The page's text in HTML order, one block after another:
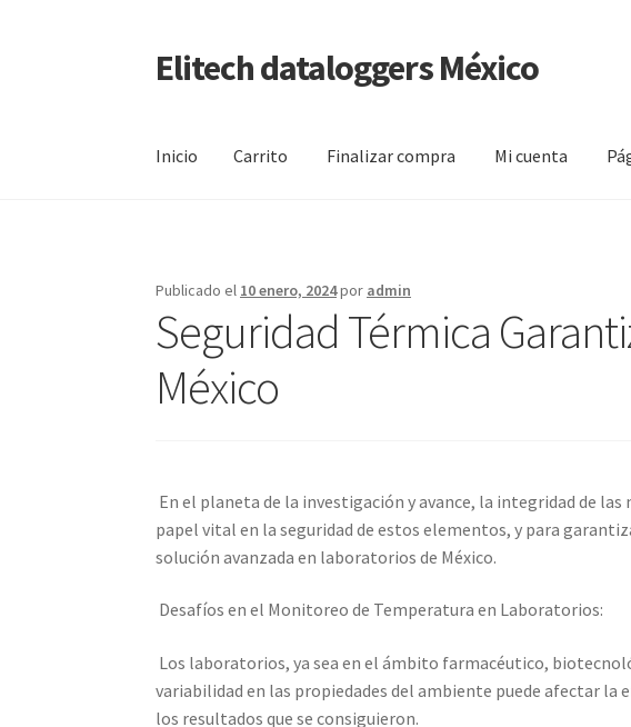
Saltar
a
Ir
al
Elitech dataloggers México
Inicio Carrito Finalizar compra Mi cuenta
Publicado el 10 enero, 2024por admin
Seguridad Térmica
México
En el planeta de la investigación y avance, la integridad de
papel vital en la seguridad de estos elementos, y para
solución avanzada en laboratorios de México.
Desafíos en el Monitoreo de Temperatura en Laboratorios:
Los laboratorios, ya sea en el ámbito farmacéutico,
variabilidad en las propiedades del ambiente puede afectar
los resultados que se consiguieron.